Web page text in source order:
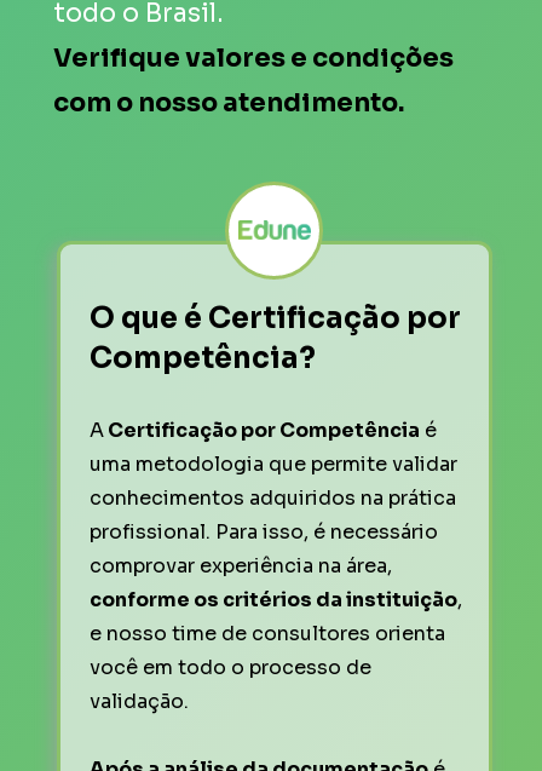
todo o Brasil.
Verifique valores e condições
com o nosso atendimento.
O que é Certificação por
Competência?
A Certificação por Competência é
uma metodologia que permite validar
conhecimentos adquiridos na prática
profissional. Para isso, é necessário
conforme os critérios da instituição,
e nosso time de consultores orienta
você em todo o processo de
validação.